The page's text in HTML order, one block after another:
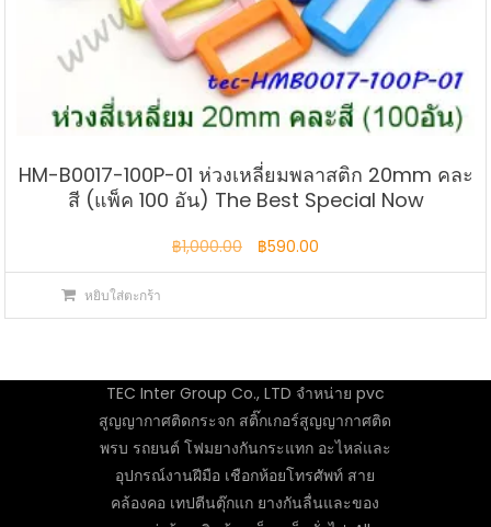
HM-B0017-100P-01 ห่วงเหลี่ยมพลาสติก 20mm คละ
สี (แพ็ค 100 อัน) The Best Special Now
฿1,000.00
Original
price
฿590.00
price
หยิบใส่ตะกร้า
TEC Inter Group Co., LTD จำหน่าย pvc
สูญญากาศติดกระจก สติ๊กเกอร์สูญญากาศติด
พรบ รถยนต์ โฟมยางกันกระแทก อะไหล่และ
อุปกรณ์งานฝีมือ เชือกห้อยโทรศัพท์ สาย
คล้องคอ เทปตีนตุ๊กแก ยางกันลื่นและของ